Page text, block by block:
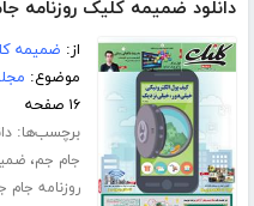
دانلود ضمیمه کلیک روزنامه
از: ضمیمه
موضوع:
۱۶ صفحه
برچسب‌ها:
جام جم،
روزنامه جام